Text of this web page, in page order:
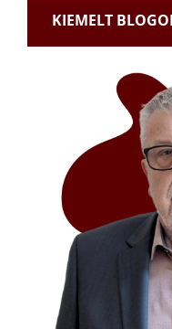
KIEMELT